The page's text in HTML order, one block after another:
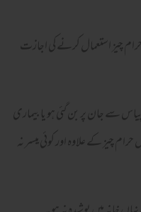
چیز استعمال کرنے کی اجازت
پیاس سے جان پر بن گئی ہو یا بیماری
چیز کے علاوہ اور کوئی میسر نہ